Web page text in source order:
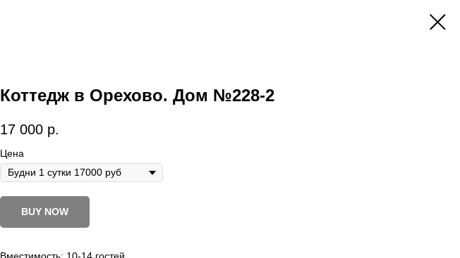
Коттедж в Орехово. Дом №228-2
17 000 р.
Цена
BUY NOW
Вместимость: 10-14 гостей.